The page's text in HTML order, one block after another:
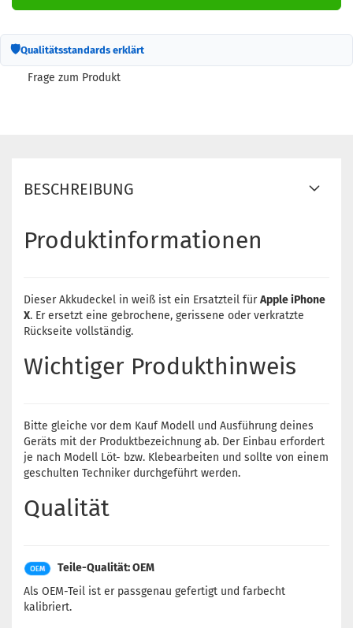
🛡Qualitätsstandards erklärt
Frage zum Produkt
BESCHREIBUNG
Produktinformationen
Dieser Akkudeckel in weiß ist ein Ersatzteil fürApple iPhone
X. Er ersetzt eine gebrochene, gerissene oder verkratzte
Rückseite vollständig.
Wichtiger Produkthinweis
Bitte gleiche vor dem Kauf Modell und Ausführung deines
Geräts mit der Produktbezeichnung ab. Der Einbau erfordert
je nach Modell Löt- bzw. Klebearbeiten und sollte von einem
geschulten Techniker durchgeführt werden.
Qualität
Teile-Qualität: OEM
Als OEM-Teil ist er passgenau gefertigt und farbecht
kalibriert.